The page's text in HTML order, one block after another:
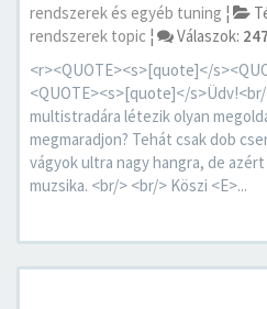
rendszerek és egyéb tuning ¦
rendszerek topic ¦ Válaszok: 247
<r><QUOTE><s>[quote]</
<QUOTE><s>[quote]</s>Üdv!<br/
multistradára létezik olyan
megmaradjon? Tehát csak dob
vágyok ultra nagy hangra, de
muzsika. <br/> <br/> Köszi <E>...